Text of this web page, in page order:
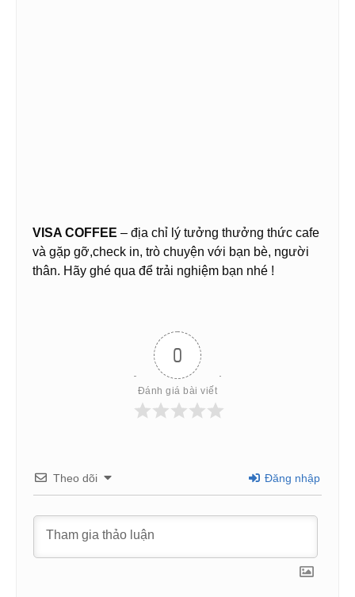
VISA COFFEE – địa chỉ lý tưởng thưởng thức cafe
và gặp gỡ,check in, trò chuyện với bạn bè, người
thân. Hãy ghé qua để trải nghiệm bạn nhé !
0
Đánh giá bài viết
Theo dõi Đăng nhập